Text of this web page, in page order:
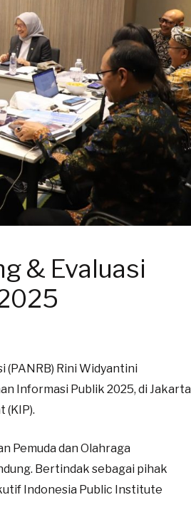
& Evaluasi
Rini Widyantini
Informasi Publik 2025, di Jakarta
(KIP).
Pemuda dan Olahraga
Bertindak sebagai pihak
Indonesia Public Institute